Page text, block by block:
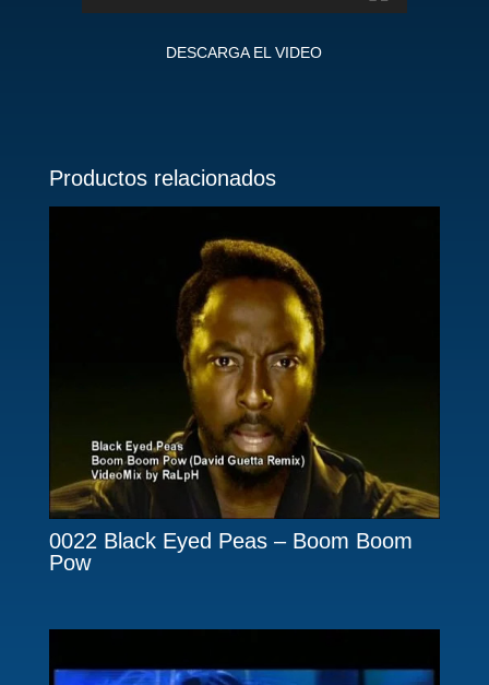
DESCARGA EL VIDEO
Productos relacionados
0022 Black Eyed Peas – Boom Boom
Pow